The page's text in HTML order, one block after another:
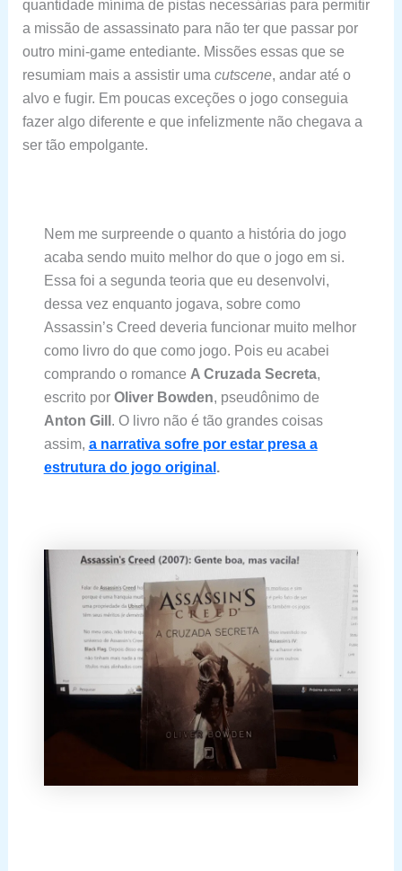
quantidade mínima de pistas necessárias para permitir
a missão de assassinato para não ter que passar por
outro mini-game entediante. Missões essas que se
resumiam mais a assistir uma cutscene, andar até o
alvo e fugir. Em poucas exceções o jogo conseguia
fazer algo diferente e que infelizmente não chegava a
ser tão empolgante.
Nem me surpreende o quanto a história do jogo
acaba sendo muito melhor do que o jogo em si.
Essa foi a segunda teoria que eu desenvolvi,
dessa vez enquanto jogava, sobre como
Assassin’s Creed deveria funcionar muito melhor
como livro do que como jogo. Pois eu acabei
comprando o romance A Cruzada Secreta,
escrito por Oliver Bowden, pseudônimo de
Anton Gill . O livro não é tão grandes coisas
assim, a narrativa sofre por estar presa a
estrutura do jogo original .